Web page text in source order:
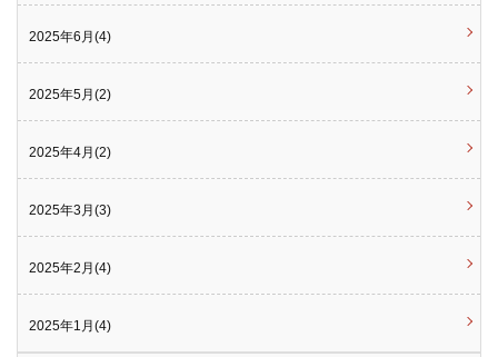
2025年6月(4)
2025年5月(2)
2025年4月(2)
2025年3月(3)
2025年2月(4)
2025年1月(4)